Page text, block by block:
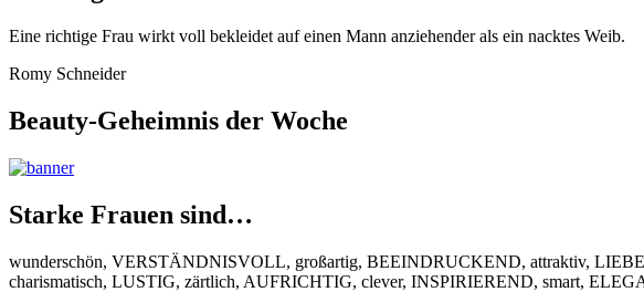
Eine richtige Frau wirkt voll bekleidet auf einen Mann anziehender als ein nacktes Weib.
Romy Schneider
Beauty-Geheimnis der Woche
Starke Frauen sind…
wunderschön, VERSTÄNDNISVOLL, großartig, BEEINDRUCKEND, attraktiv,
charismatisch, LUSTIG, zärtlich, AUFRICHTIG, clever, INSPIRIEREND, smart,